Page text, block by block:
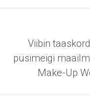
Viibin
püsimeigi
Make-Up